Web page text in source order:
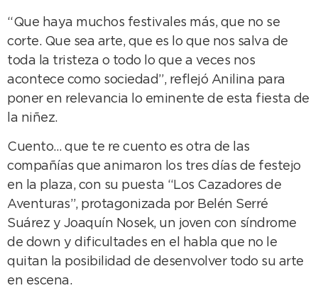
“Que haya muchos festivales más, que no se
corte. Que sea arte, que es lo que nos salva de
toda la tristeza o todo lo que a veces nos
acontece como sociedad”, reflejó Anilina para
poner en relevancia lo eminente de esta fiesta de
la niñez.
Cuento… que te re cuento es otra de las
compañías que animaron los tres días de festejo
en la plaza, con su puesta “Los Cazadores de
Aventuras”, protagonizada por Belén Serré
Suárez y Joaquín Nosek, un joven con síndrome
de down y dificultades en el habla que no le
quitan la posibilidad de desenvolver todo su arte
en escena.